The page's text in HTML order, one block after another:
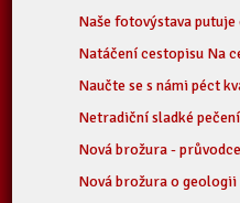
Naše fotovýstava putuje
Natáčení cestopisu Na
Naučte se s námi péct
Netradiční sladké
Nová brožura -
Nová brožura o geologii